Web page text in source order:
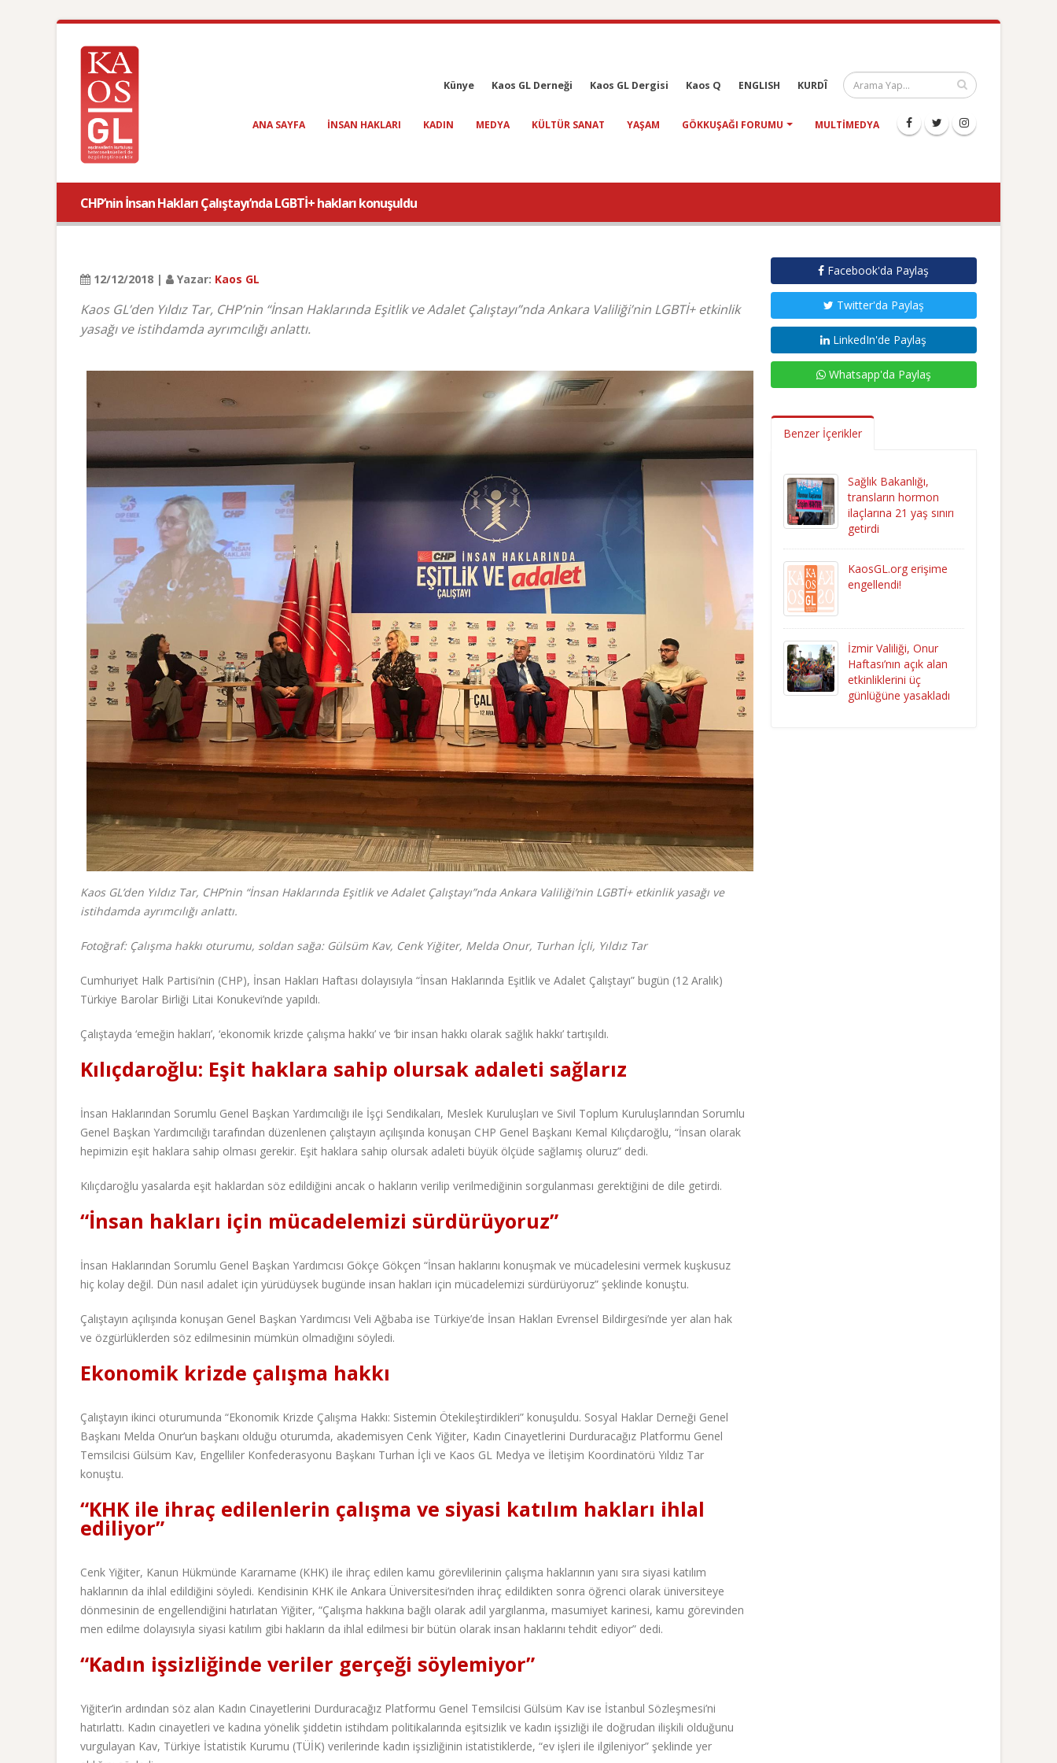
Künye Kaos GL Derneği Kaos GL Dergisi Kaos Q ENGLISH KURDÎ
ANA SAYFA INSAN HAKLARI KADIN MEDYA KÜLTÜR SANAT YAŞAM GÖKKUŞAĞI FORUMU MULTIMEDYA
CHP’nin İnsan Hakları Çalıştayı’nda LGBTİ+ hakları konuşuldu
12/12/2018 | Yazar: Kaos GL
Kaos GL’den Yıldız Tar, CHP’nin “İnsan Haklarında Eşitlik ve Adalet Çalıştayı”nda Ankara Valiliği’nin LGBTİ+ etkinlik
yasağı ve istihdamda ayrımcılığı anlattı.
Kaos GL’den Yıldız Tar, CHP’nin “İnsan Haklarında Eşitlik ve Adalet Çalıştayı”nda Ankara Valiliği’nin LGBTİ+ etkinlik yasağı ve
istihdamda ayrımcılığı anlattı.
Fotoğraf: Çalışma hakkı oturumu, soldan sağa: Gülsüm Kav, Cenk Yiğiter, Melda Onur, Turhan İçli, Yıldız Tar
Cumhuriyet Halk Partisi’nin (CHP), İnsan Hakları Haftası dolayısıyla “İnsan Haklarında Eşitlik ve Adalet Çalıştayı” bugün (12 Aralık)
Türkiye Barolar Birliği Litai Konukevi’nde yapıldı.
Çalıştayda ‘emeğin hakları’, ‘ekonomik krizde çalışma hakkı’ ve ‘bir insan hakkı olarak sağlık hakkı’ tartışıldı.
Kılıçdaroğlu: Eşit haklara sahip olursak adaleti sağlarız
İnsan Haklarından Sorumlu Genel Başkan Yardımcılığı ile İşçi Sendikaları, Meslek Kuruluşları ve Sivil Toplum Kuruluşlarından Sorumlu
Genel Başkan Yardımcılığı tarafından düzenlenen çalıştayın açılışında konuşan CHP Genel Başkanı Kemal Kılıçdaroğlu, “İnsan olarak
hepimizin eşit haklara sahip olması gerekir. Eşit haklara sahip olursak adaleti büyük ölçüde sağlamış oluruz” dedi.
Kılıçdaroğlu yasalarda eşit haklardan söz edildiğini ancak o hakların verilip verilmediğinin sorgulanması gerektiğini de dile getirdi.
“İnsan hakları için mücadelemizi sürdürüyoruz”
İnsan Haklarından Sorumlu Genel Başkan Yardımcısı Gökçe Gökçen “İnsan haklarını konuşmak ve mücadelesini vermek kuşkusuz
hiç kolay değil. Dün nasıl adalet için yürüdüysek bugünde insan hakları için mücadelemizi sürdürüyoruz” şeklinde konuştu.
Çalıştayın açılışında konuşan Genel Başkan Yardımcısı Veli Ağbaba ise Türkiye’de İnsan Hakları Evrensel Bildirgesi’nde yer alan hak
ve özgürlüklerden söz edilmesinin mümkün olmadığını söyledi.
Ekonomik krizde çalışma hakkı
Çalıştayın ikinci oturumunda “Ekonomik Krizde Çalışma Hakkı: Sistemin Ötekileştirdikleri” konuşuldu. Sosyal Haklar Derneği Genel
Başkanı Melda Onur’un başkanı olduğu oturumda, akademisyen Cenk Yiğiter, Kadın Cinayetlerini Durduracağız Platformu Genel
Temsilcisi Gülsüm Kav, Engelliler Konfederasyonu Başkanı Turhan İçli ve Kaos GL Medya ve İletişim Koordinatörü Yıldız Tar
konuştu.
“KHK ile ihraç edilenlerin çalışma ve siyasi katılım hakları ihlal
ediliyor”
Cenk Yiğiter, Kanun Hükmünde Kararname (KHK) ile ihraç edilen kamu görevlilerinin çalışma haklarının yanı sıra siyasi katılım
haklarının da ihlal edildiğini söyledi. Kendisinin KHK ile Ankara Üniversitesi’nden ihraç edildikten sonra öğrenci olarak üniversiteye
dönmesinin de engellendiğini hatırlatan Yiğiter, “Çalışma hakkına bağlı olarak adil yargılanma, masumiyet karinesi, kamu görevinden
men edilme dolayısıyla siyasi katılım gibi hakların da ihlal edilmesi bir bütün olarak insan haklarını tehdit ediyor” dedi.
“Kadın işsizliğinde veriler gerçeği söylemiyor”
Yiğiter’in ardından söz alan Kadın Cinayetlerini Durduracağız Platformu Genel Temsilcisi Gülsüm Kav ise İstanbul Sözleşmesi’ni
hatırlattı. Kadın cinayetleri ve kadına yönelik şiddetin istihdam politikalarında eşitsizlik ve kadın işsizliği ile doğrudan ilişkili olduğunu
vurgulayan Kav, Türkiye İstatistik Kurumu (TÜİK) verilerinde kadın işsizliğinin istatistiklerde, “ev işleri ile ilgileniyor” şeklinde yer
Facebook'da Paylaş
Twitter'da Paylaş
LinkedIn'de Paylaş
Whatsapp'da Paylaş
Benzer İçerikler
Sağlık Bakanlığı,
transların hormon
ilaçlarına 21 yaş sınırı
getirdi
KaosGL.org erişime
engellendi!
İzmir Valiliği, Onur
Haftası’nın açık alan
etkinliklerini üç
günlüğüne yasakladı